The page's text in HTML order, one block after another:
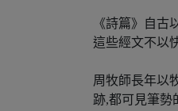
《詩篇》自
這些經文不以
周牧師長年以
跡,都可見筆勢